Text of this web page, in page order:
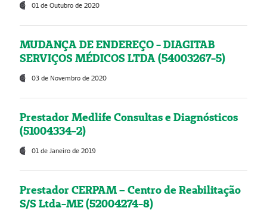
01 de Outubro de 2020
MUDANÇA DE ENDEREÇO - DIAGITAB
SERVIÇOS MÉDICOS LTDA (54003267-5)
03 de Novembro de 2020
Prestador Medlife Consultas e Diagnósticos
(51004334-2)
01 de Janeiro de 2019
Prestador CERPAM – Centro de Reabilitação
S/S Ltda-ME (52004274-8)